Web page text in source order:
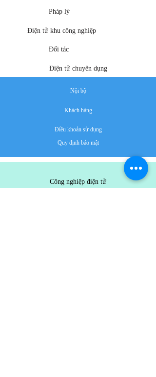
Pháp lý
Điện tử khu công nghiệp
Đối tác
Điện tử chuyên dụng
Nội bộ
Khách hàng
Điều khoản sử dụng
Quy định bảo mật
Công nghiệp điện tử